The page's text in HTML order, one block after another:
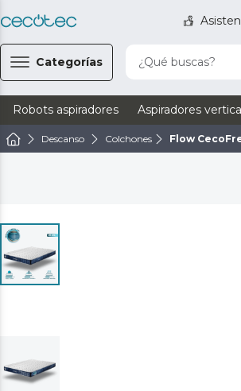
Categorías ¿Qué buscas?
Robots aspiradores Aspiradores
Descanso Colchones Flow